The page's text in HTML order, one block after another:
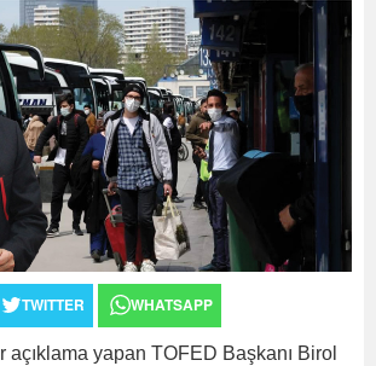
TWITTER WHATSAPP
açıklama yapan TOFED Başkanı Birol